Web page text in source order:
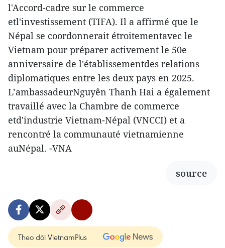
l'Accord-cadre sur le commerce
etl'investissement (TIFA). Il a affirmé que le
Népal se coordonnerait étroitementavec le
Vietnam pour préparer activement le 50e
anniversaire de l'établissementdes relations
diplomatiques entre les deux pays en 2025.
L’ambassadeurNguyên Thanh Hai a également
travaillé avec la Chambre de commerce
etd'industrie Vietnam-Népal (VNCCI) et a
rencontré la communauté vietnamienne
auNépal. -VNA
source
Theo dõi VietnamPlus